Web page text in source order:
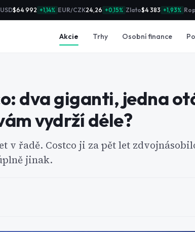
$64 992 +1,14% EUR/CZK24,26 +0,15% Zlato$4 383 +1,93%
Akcie Trhy Osobní finance
dva giganti, jedna
vydrží déle?
v řadě. Costco ji za pět let
jinak.